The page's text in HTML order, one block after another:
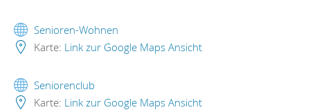
Senioren-Wohnen
Karte: Link zur Google Maps Ansicht
Seniorenclub
Karte: Link zur Google Maps Ansicht